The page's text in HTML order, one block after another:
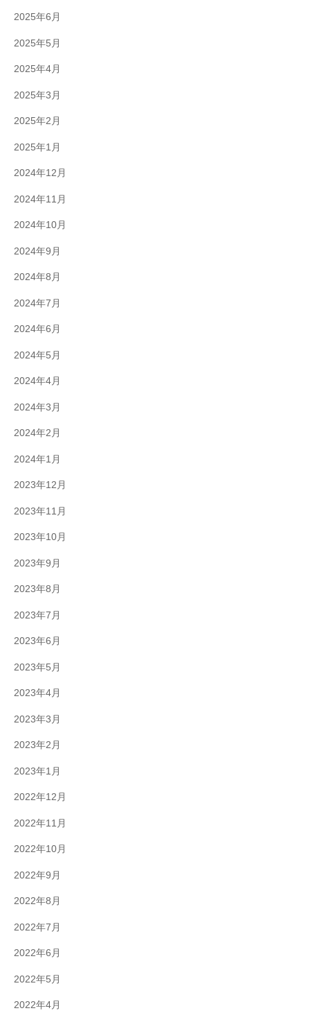
2025年6月
2025年5月
2025年4月
2025年3月
2025年2月
2025年1月
2024年12月
2024年11月
2024年10月
2024年9月
2024年8月
2024年7月
2024年6月
2024年5月
2024年4月
2024年3月
2024年2月
2024年1月
2023年12月
2023年11月
2023年10月
2023年9月
2023年8月
2023年7月
2023年6月
2023年5月
2023年4月
2023年3月
2023年2月
2023年1月
2022年12月
2022年11月
2022年10月
2022年9月
2022年8月
2022年7月
2022年6月
2022年5月
2022年4月